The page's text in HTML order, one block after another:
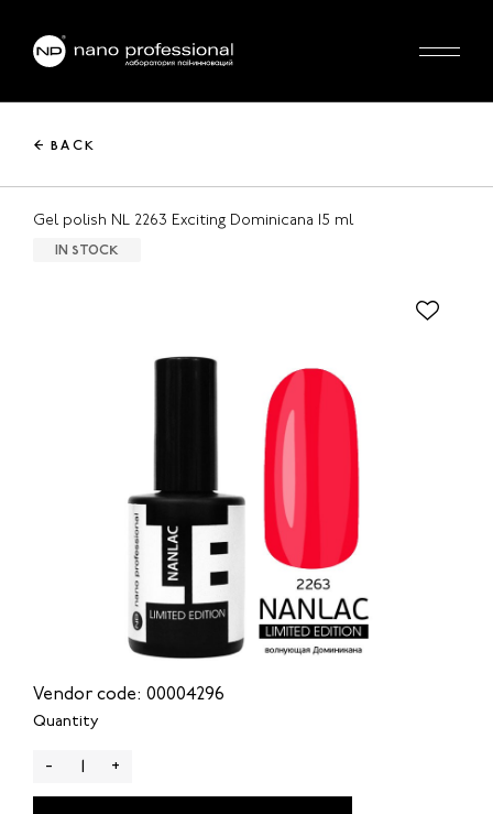
← BACK
Gel polish NL 2263 Exciting Dominicana 15 ml
IN STOCK
Vendor code: 00004296
Quantity
- +